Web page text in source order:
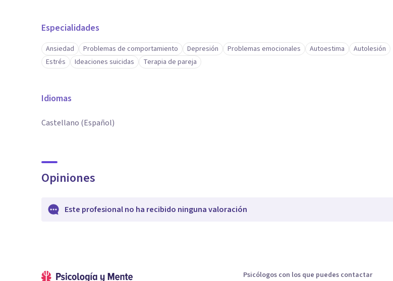
Especialidades
Ansiedad Problemas de comportamiento Depresión Problemas emocionales Autoestima
Autolesión
Estrés
Ideaciones suicidas Terapia de pareja
Idiomas
Castellano (Español)
Opiniones
Este profesional no ha recibido ninguna valoración
Psicólogos con los que puedes contactar